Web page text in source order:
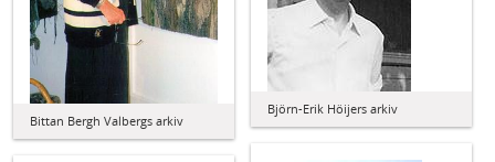
Bittan Bergh Valbergs arkiv
Björn-Erik Höijers arkiv